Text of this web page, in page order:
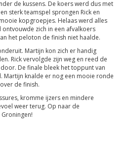
de kussens. De koers werd dus met
sterk teamspel sprongen Rick en
kopgroepjes. Helaas werd alles
zich in een afvalkoers
het peloton de finish niet haalde.
Martijn kon zich er handig
Rick vervolgde zijn weg en reed de
De finale bleek het toppunt van
Martijn knalde er nog een mooie ronde
de finish.
kromme ijzers en mindere
weer terug. Op naar de